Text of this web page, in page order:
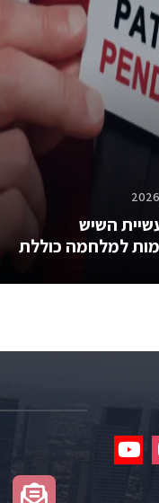
השיש
למלחמה כוללת
redirect
Click
to
redirect